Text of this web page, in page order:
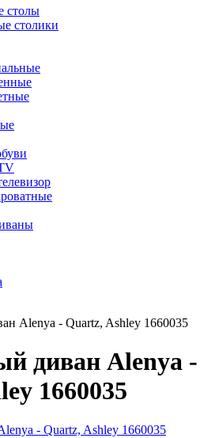
столы
столики
Alenya - Quartz, Ashley 1660035
диван Alenya -
1660035